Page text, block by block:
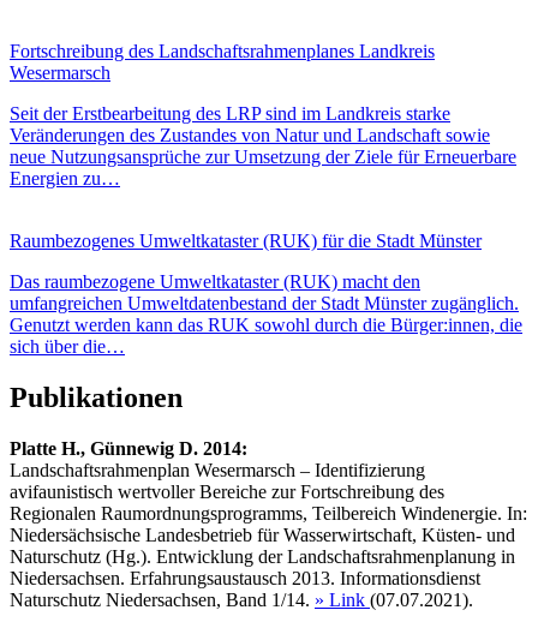
Fortschreibung des Landschaftsrahmenplanes Landkreis
Wesermarsch
Seit der Erstbearbeitung des LRP sind im Landkreis starke
Veränderungen des Zustandes von Natur und Landschaft sowie
neue Nutzungsansprüche zur Umsetzung der Ziele für Erneuerbare
Energien zu…
Raumbezogenes Umweltkataster (RUK) für die Stadt Münster
Das raumbezogene Umweltkataster (RUK) macht den
umfangreichen Umweltdatenbestand der Stadt Münster zugänglich.
Genutzt werden kann das RUK sowohl durch die Bürger:innen, die
sich über die…
Publikationen
Platte H., Günnewig D. 2014:
Landschaftsrahmenplan Wesermarsch – Identifizierung
avifaunistisch wertvoller Bereiche zur Fortschreibung des
Regionalen Raumordnungsprogramms, Teilbereich Windenergie. In:
Niedersächsische Landesbetrieb für Wasserwirtschaft, Küsten- und
Naturschutz (Hg.). Entwicklung der Landschaftsrahmenplanung in
Niedersachsen. Erfahrungsaustausch 2013. Informationsdienst
Naturschutz Niedersachsen, Band 1/14. » Link (07.07.2021).